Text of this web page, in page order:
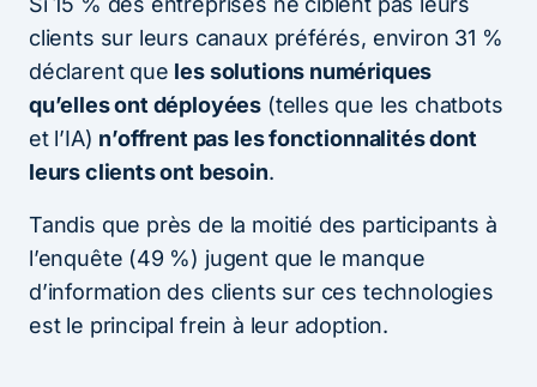
clients sur leurs canaux préférés, environ 31 %
déclarent que les solutions numériques
qu’elles ont déployées (telles que les chatbots
et l’IA) n’offrent pas les fonctionnalités dont
leurs clients ont besoin.
Tandis que près de la moitié des participants à
l’enquête (49 %) jugent que le manque
d’information des clients sur ces technologies
est le principal frein à leur adoption.